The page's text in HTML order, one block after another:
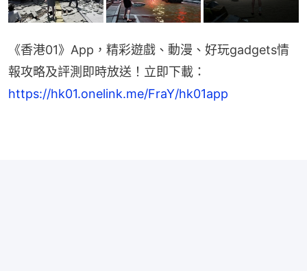
《香港01》App，精彩遊戲、動漫、好玩gadgets情
https://hk01.onelink.me/FraY/hk01app